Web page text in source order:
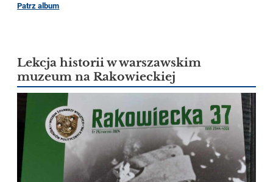
Patrz album
Lekcja historii w warszawskim
muzeum na Rakowieckiej